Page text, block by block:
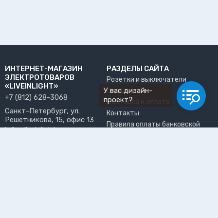
ИНТЕРНЕТ-МАГАЗИН
ЭЛЕКТРОТОВАРОВ
«LIVEINLIGHT»
+7 (812) 628-3068
Санкт-Петербург, ул.
Решетникова, 15, офис 13
info@liveinlight.ru
РАЗДЕЛЫ САЙТА
Розетки и выключатели
О нас
Доставка и оплата
Контакты
Правила оплаты банковской
У вас дизайн-
проект?